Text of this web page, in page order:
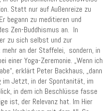
Statt nur auf Außenreize zu
begann zu meditieren und
Zen-Buddhismus an. In
zu sich selbst und zur
an der Staffelei, sondern, in
einer Yoga-Zeremonie. „Wenn ich
erklärt Peter Backhaus, „dann
im Jetzt, in der Spontanität, im
in dem ich Beschlüsse fasse
ist, der Relevanz hat. Im Hier